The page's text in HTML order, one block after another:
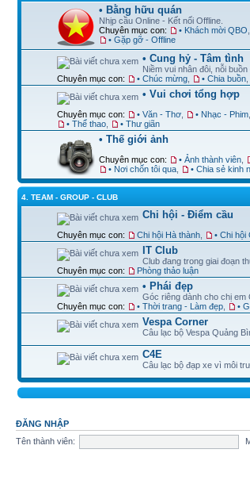
• Bằng hữu quán
Nhịp cầu Online - Kết nối Offline.
Chuyên mục con:
• Khách mời QBO
• Gặp gỡ - Offline
• Cung hỷ - Tâm tình
Niềm vui nhân đôi, nỗi buồn
Chuyên mục con:
• Chúc mừng • Chia buồn
• Vui chơi tổng hợp
Chuyên mục con: • Văn - Thơ • Nhạc - Phim
• Thể thao
• Thư giãn
• Thế giới ảnh
Chuyên mục con: • Ảnh thành viên
• Nơi chốn tôi qua
• Chia sẻ kinh
4. TEAM - GROUP - CLUB
Chi hội - Điểm cầu
Chuyên mục con: Chi hội Hà thành • Chi hội
IT Club
Club đang trong giai đoạn
Chuyên mục con:
Phòng thảo luận
• Phái đẹp
Góc riêng dành cho chị em
Chuyên mục con:
• Thời trang - Làm đẹp •
Vespa Corner
Câu lạc bộ Vespa Quảng
C4E
Câu lạc bộ đạp xe vì môi
ĐĂNG NHẬP
Tên thành viên: